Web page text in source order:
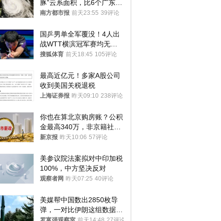
豚”云系面积，比6个广东还
大！深圳官方：注意这件事
南方都市报 前天23:55 39评论
国乒男单全军覆没！4人出
战WTT横滨冠军赛均无缘
八强
搜狐体育 前天18:45 105评论
最高近亿元！多家A股公司
收到美国关税退税
上海证券报 昨天09:10 238评论
你也在算北京购房账？公积
金最高340万，非京籍社保
1年
新京报 昨天10:06 57评论
美参议院法案拟对中印加税
100%，中方坚决反对
观察者网 昨天07:25 40评论
美媒帮中国数出2850枚导
弹，一对比伊朗这组数据，